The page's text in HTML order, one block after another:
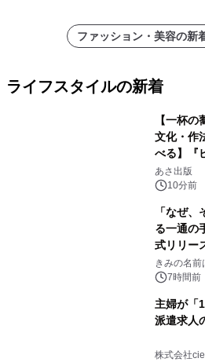
ファッション・美容の新
ライフスタイルの新着
【一杯
文化・作
べる】『
養として
（火）発売
あさ出版
10分前
「なぜ
る一通の
式リリー
きみの名前
7時間前
主婦が「
派遣求人
株式会社